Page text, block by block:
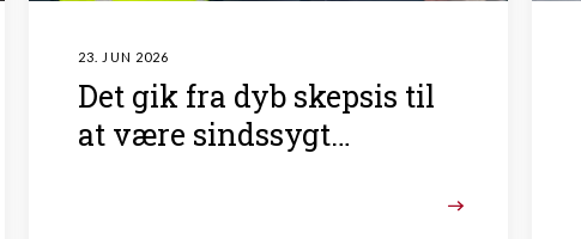
23. JUN 2026
Det gik fra dyb skepsis til
at være sindssygt